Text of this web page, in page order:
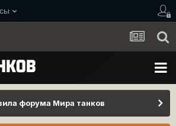
форума Мира танков